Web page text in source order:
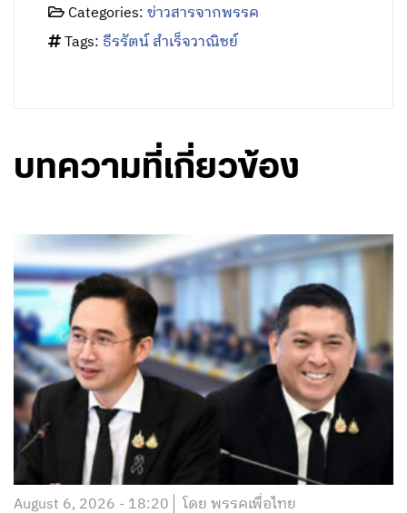
Categories:ข่าวสารจากพรรค
Tags: ธีรรัตน์ สำเร็จวาณิชย์
บทความที่เกี่ยวข้อง
August 6, 2026 - 18:20 โดย พรรคเพื่อไทย